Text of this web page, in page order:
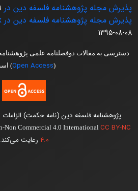
پذیرش مجله پژوهشنامه فلسفه دین در philpapers
پذیرش مجله پژوهشنامه فلسفه دین در Philosopher's Index
1395-08-08
دسترسی به مقالات دوفصلنامه علمی
(
Open Access
)
پژوهشنامه فلسفه دین (نامه حکمت) الزامات
Non Commercial 4.0 International CC BY-NC
4.0 رعایت می‌کند.